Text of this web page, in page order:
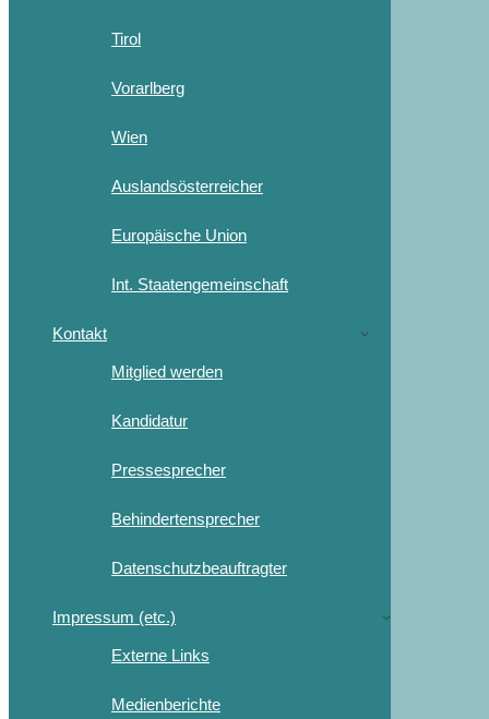
Tirol
Vorarlberg
Wien
Auslandsösterreicher
Europäische Union
Int. Staatengemeinschaft
Kontakt
Mitglied werden
Kandidatur
Pressesprecher
Behindertensprecher
Datenschutzbeauftragter
Impressum (etc.)
Externe Links
Medienberichte